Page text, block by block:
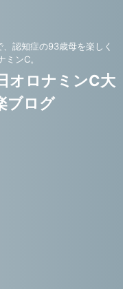
認知症の93歳母を楽しく
ンC。
オロナミンC大
ブログ